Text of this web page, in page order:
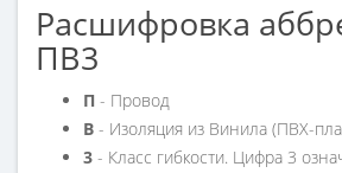
Маркировка
ПВ
Расшифровка
ПВ3
П - Провод
В - Изоляция из Винила (ПВХ-
3 - Класс гибкости. Цифра 3